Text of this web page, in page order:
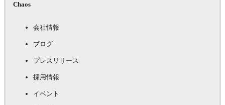
Chaos
会社情報
ブログ
プレスリリース
採用情報
イベント